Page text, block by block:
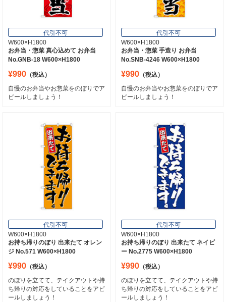
代引不可
W600×H1800
お弁当・惣菜 真心込めて お弁当
No.GNB-18 W600×H1800
¥990 （税込）
自慢のお弁当やお惣菜をのぼりでア
ピールしましょう！
代引不可
W600×H1800
お弁当・惣菜 手造り お弁当
No.SNB-4246 W600×H1800
¥990 （税込）
自慢のお弁当やお惣菜をのぼりでア
ピールしましょう！
代引不可
W600×H1800
お持ち帰りのぼり 出来たて オレン
ジ No.571 W600×H1800
¥990 （税込）
のぼりを立てて、テイクアウトや持
ち帰りの対応をしていることをアピ
ールしましょう！
代引不可
W600×H1800
お持ち帰りのぼり 出来たて ネイビ
ー No.2775 W600×H1800
¥990 （税込）
のぼりを立てて、テイクアウトや持
ち帰りの対応をしていることをアピ
ールしましょう！